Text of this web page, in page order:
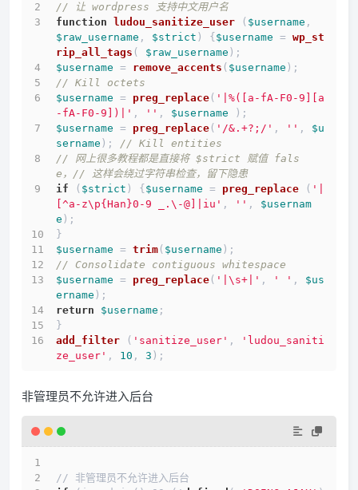
// 让 wordpress 支持中文用户名
function
ludou_sanitize_user ( $username
$raw_username , $strict ) { $username = wp_st
rip_all_tags ( $raw_username );
$username = remove_accents ( $username );
// Kill octets
$username = preg_replace ( '|%([a-fA-F0-9][a
-fA-F0-9])|' , '' , $username );
$username = preg_replace ( '/&.+?;/' , '' , $u
sername ); // Kill entities
// 网上很多教程都是直接将 $strict 赋值 fals
e，// 这样会绕过字符串检查，留下隐患
if ( $strict ) { $username = preg_replace ( '|
[^a-z\p{Han}0-9 _.\-@]|iu' , '' , $usernam
e );
}
$username = trim ( $username );
// Consolidate contiguous whitespace
$username = preg_replace ( '|\s+|' , ' ' , $us
ername );
return
$username ;
}
add_filter ( 'sanitize_user' ,
'ludou_saniti
ze_user' , 10 , 3 );
非管理员不允许进入后台
// 非管理员不允许进入后台